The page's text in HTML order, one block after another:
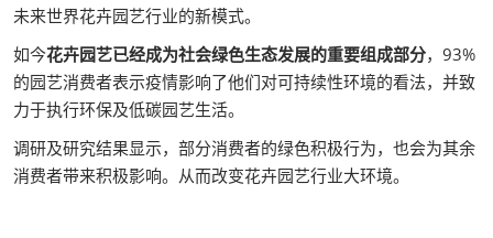
未来世界花卉园艺行业的新模式。
如今花卉园艺已经成为社会绿色生态发展的重要组成部分，93%
的园艺消费者表示疫情影响了他们对可持续性环境的看法，并致
力于执行环保及低碳园艺生活。
调研及研究结果显示，部分消费者的绿色积极行为，也会为其余
消费者带来积极影响。从而改变花卉园艺行业大环境。